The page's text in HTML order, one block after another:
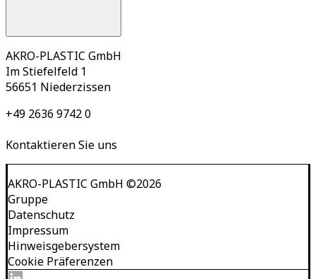
AKRO-PLASTIC GmbH
Im Stiefelfeld 1
56651 Niederzissen
+49 2636 9742 0
Kontaktieren Sie uns
AKRO-PLASTIC GmbH ©2026
Gruppe
Datenschutz
Impressum
Hinweisgebersystem
Cookie Präferenzen